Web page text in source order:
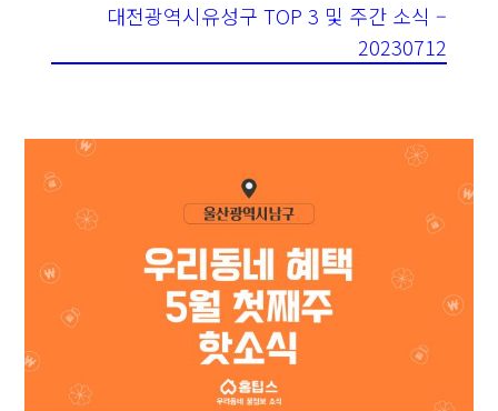
대전광역시유성구 TOP 3 및 주간 소식 –
20230712